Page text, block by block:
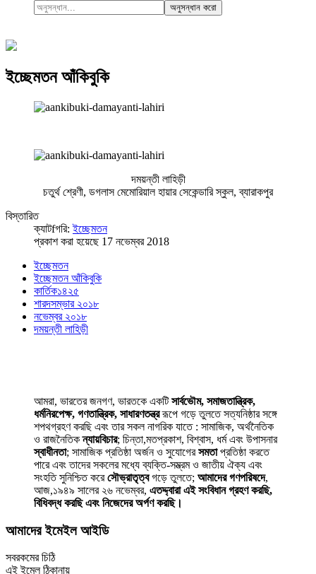
অনুসন্ধান করো
ইচ্ছেমতন আঁকিবুকি
দময়ন্তী লাহিড়ী
চতুর্থ শ্রেণী, ডগলাস মেমোরিয়াল হায়ার সেকেন্ডারি স্কুল, ব্যারাকপুর
বিস্তারিত
ক্যাটfগরি:ইচ্ছেমতন
প্রকাশ করা হয়েছে 17 নভেম্বর 2018
ইচ্ছেমতন
ইচ্ছেমতন আঁকিবুকি
কার্তিক১৪২৫
শারদসম্ভার ২০১৮
নভেম্বর ২০১৮
দময়ন্তী লাহিড়ী
আমরা, ভারতের জনগণ, ভারতকে একটিসার্বভৌম, সমাজতান্ত্রিক,
ধর্মনিরপেক্ষ, গণতান্ত্রিক, সাধারণতন্ত্ররূপে গড়ে তুলতে সত্যনিষ্ঠার সঙ্গে
শপথগ্রহণ করছি এবং তার সকল নাগরিক যাতে : সামাজিক, অর্থনৈতিক
ও রাজনৈতিকন্যায়বিচার; চিন্তা,মতপ্রকাশ, বিশ্বাস, ধর্ম এবং উপাসনার
স্বাধীনতা; সামাজিক প্রতিষ্ঠা অর্জন ও সুযোগেরসমতাপ্রতিষ্ঠা করতে
পারে এবং তাদের সকলের মধ্যে ব্যক্তি-সম্ভ্রম ও জাতীয় ঐক্য এবং
সংহতি সুনিশ্চিত করেসৌভ্রাতৃত্বগড়ে তুলতে; আমাদের গণপরিষদে,
আজ,১৯৪৯ সালের ২৬ নভেম্বর, এতদ্দ্বারা এই সংবিধান গ্রহণ করছি,
বিধিবদ্ধ করছি এবং নিজেদের অর্পণ করছি।
আমাদের ইমেইল আইডি
সবরকমের চিঠি
এই ইমেল ঠিকানায়